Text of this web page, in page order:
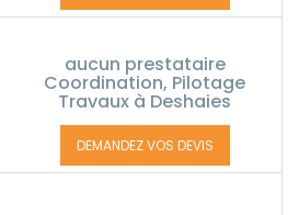
aucun prestataire
Coordination, Pilotage
Travaux à Deshaies
DEMANDEZ VOS DEVIS